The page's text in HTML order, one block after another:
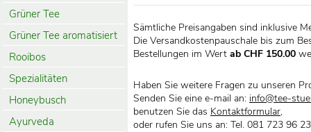
Grüner Tee
Grüner Tee aromatisiert
Rooibos
Spezialitäten
Honeybusch
Ayurveda
Sämtliche Preisangaben sind inklusive
Die Versandkostenpauschale bis zum
Bestellungen im Wert ab CHF 150.00
Haben Sie weitere Fragen zu unseren
Senden Sie eine e-mail an: info@tee-
benutzen Sie das Kontaktformular,
oder rufen Sie uns an: Tel. 081 723 96 23